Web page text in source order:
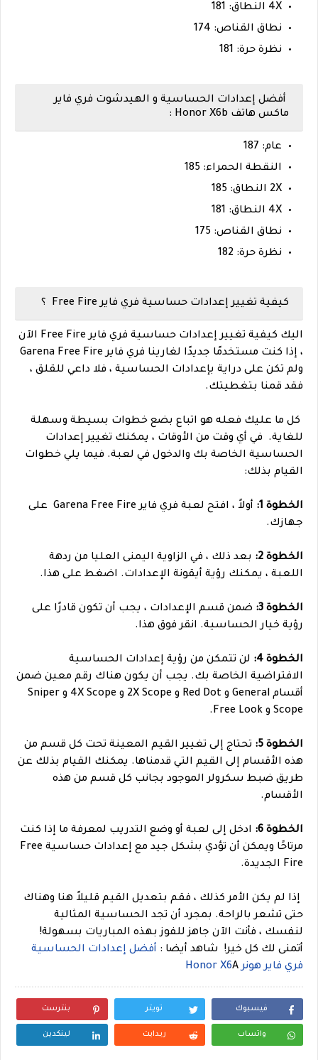
4X النطاق: 181
نطاق القناص: 174
نظرة حرة: 181
أفضل إعدادات الحساسية و الهيدشوت فري فاير
ماكس هاتف Honor X6b :
عام: 187
النقطة الحمراء: 185
2X النطاق: 185
4X النطاق: 181
نطاق القناص: 175
نظرة حرة: 182
كيفية تغيير إعدادات حساسية فري فاير Free Fire ؟
اليك
كيفية تغيير إعدادات حساسية فري فاير Free Fire الآن
، إذا كنت مستخدمًا جديدًا لغارينا فري فاير Garena Free Fire
ولم تكن على دراية بإعدادات الحساسية ، فلا داعي للقلق ،
فقد قمنا بتغطيتك.
كل ما عليك فعله هو اتباع بضع خطوات بسيطة وسهلة
للغاية.
في أي وقت من الأوقات ، يمكنك تغيير إعدادات
الحساسية الخاصة بك والدخول في لعبة. فيما يلي خطوات
القيام بذلك:
الخطوة 1:
أولاً ، افتح لعبة فري فاير Garena Free Fire على
جهازك.
الخطوة 2:
بعد ذلك ، في الزاوية اليمنى العليا من ردهة
اللعبة ، يمكنك رؤية أيقونة الإعدادات. اضغط على هذا.
الخطوة 3:
ضمن قسم الإعدادات ، يجب أن تكون قادرًا على
رؤية خيار الحساسية. انقر فوق هذا.
الخطوة 4:
لن تتمكن من رؤية إعدادات الحساسية
الافتراضية الخاصة بك. يجب أن يكون هناك رقم معين ضمن
أقسام General و Red Dot و 2X Scope و 4X Scope و Sniper
Scope و Free Look.
الخطوة 5:
تحتاج إلى تغيير القيم المعينة تحت كل قسم من
هذه الأقسام إلى القيم التي قدمناها. يمكنك القيام بذلك عن
طريق ضبط سكرولر الموجود بجانب كل قسم من هذه
الأقسام.
الخطوة 6:
ادخل إلى لعبة أو وضع التدريب لمعرفة ما إذا كنت
مرتاحًا ويمكن أن تؤدي بشكل جيد مع إعدادات حساسية Free
Fire الجديدة.
إذا لم يكن الأمر كذلك ، فقم بتعديل القيم قليلاً هنا وهناك
حتى تشعر بالراحة. بمجرد أن تجد الحساسية المثالية
لنفسك ، فأنت الآن جاهز للفوز بهذه المباريات بسهولة!
أتمنى لك كل خير!
شاهد أيضا : أفضل إعدادات الحساسية
فري فاير هونر Honor X6A
فيسبوك تويتر بنترست
واتساب ريدايت لينكدين